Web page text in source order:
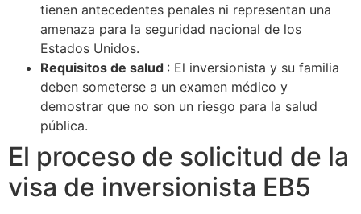
tienen antecedentes penales ni representan una
amenaza para la seguridad nacional de los
Estados Unidos.
Requisitos de salud : El inversionista y su familia
deben someterse a un examen médico y
demostrar que no son un riesgo para la salud
pública.
El proceso de solicitud de la
visa de inversionista EB5